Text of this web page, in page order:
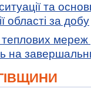
та
області за добу
мереж
на